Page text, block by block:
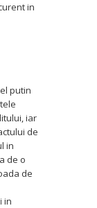
in
putin
iar
de
in
de o
de
in